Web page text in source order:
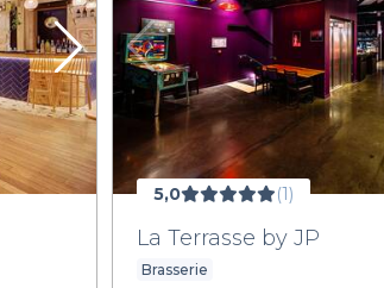
5,0 (1)
La Terrasse by JP
Brasserie